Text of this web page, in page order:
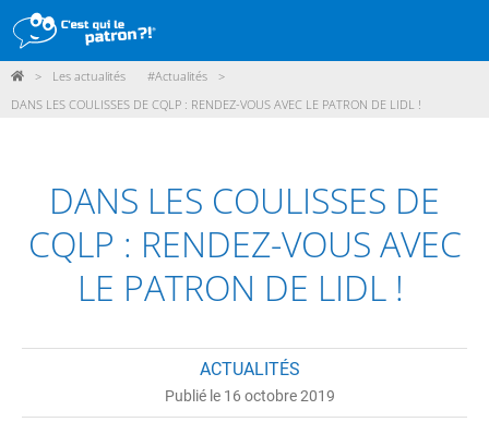
DÉMARCHE
POINTS DE VENTE
PARTICIPER
ACTUALITÉS
> Les actualités #Actualités
>
DANS LES COULISSES DE CQLP : RENDEZ-VOUS AVEC LE PATRON DE LIDL !
DANS LES COULISSES DE
CQLP : RENDEZ-VOUS AVEC
LE PATRON DE LIDL !
ACTUALITÉS
Publié le 16 octobre 2019